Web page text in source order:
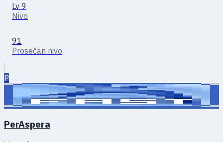
Lv 9
Nivo
91
Prosečan nivo
P
PerAspera